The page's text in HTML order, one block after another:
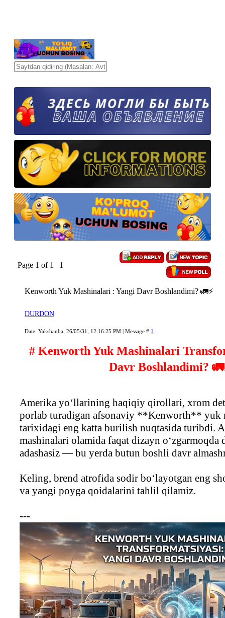
Page 1 of 1 1
Kenworth Yuk Mashinalari : Yangi Davr Boshlandimi? 🚛⚡
DURDON
Date: Yakshanba, 26/05/31, 12:16:25 PM | Message # 1
# Kenworth Yuk Mashinalari
Davr Boshlandimi?
Amerika yo‘llarining haqiqiy qirollari, xrom
porlab turadigan afsonaviy **Kenworth** yuk
tarixidagi eng katta burilish nuqtasida turibdi.
mashinalari olamida faqat dizayn o‘zgarmoqda
adashasiz — bu yerda butun boshli davr
Keling, brend atrofida sodir bo‘layotgan eng
va yangi poyga qoidalarini tahlil qilamiz.
---